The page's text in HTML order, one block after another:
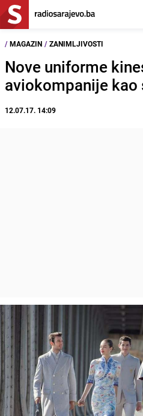
/ MAGAZIN / ZANIMLJIVOSTI
Nove uniforme
aviokompanije kao
12.07.17. 14:09